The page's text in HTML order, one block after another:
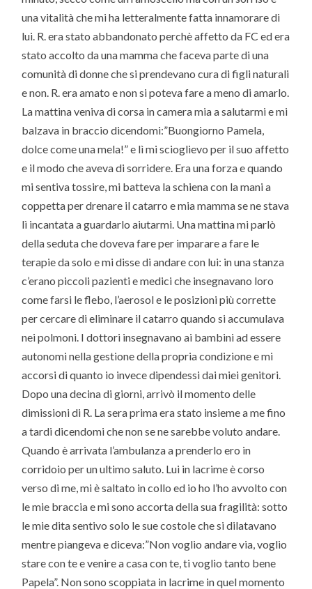
una vitalità che mi ha letteralmente fatta innamorare di
lui. R. era stato abbandonato perchè affetto da FC ed era
stato accolto da una mamma che faceva parte di una
comunità di donne che si prendevano cura di figli naturali
e non. R. era amato e non si poteva fare a meno di amarlo.
La mattina veniva di corsa in camera mia a salutarmi e mi
balzava in braccio dicendomi:”Buongiorno Pamela,
dolce come una mela!” e lì mi scioglievo per il suo affetto
e il modo che aveva di sorridere. Era una forza e quando
mi sentiva tossire, mi batteva la schiena con la mani a
coppetta per drenare il catarro e mia mamma se ne stava
lì incantata a guardarlo aiutarmi. Una mattina mi parlò
della seduta che doveva fare per imparare a fare le
terapie da solo e mi disse di andare con lui: in una stanza
c’erano piccoli pazienti e medici che insegnavano loro
come farsi le flebo, l’aerosol e le posizioni più corrette
per cercare di eliminare il catarro quando si accumulava
nei polmoni. I dottori insegnavano ai bambini ad essere
autonomi nella gestione della propria condizione e mi
accorsi di quanto io invece dipendessi dai miei genitori.
Dopo una decina di giorni, arrivò il momento delle
dimissioni di R. La sera prima era stato insieme a me fino
a tardi dicendomi che non se ne sarebbe voluto andare.
Quando è arrivata l’ambulanza a prenderlo ero in
corridoio per un ultimo saluto. Lui in lacrime è corso
verso di me, mi è saltato in collo ed io ho l’ho avvolto con
le mie braccia e mi sono accorta della sua fragilità: sotto
le mie dita sentivo solo le sue costole che si dilatavano
mentre piangeva e diceva:”Non voglio andare via, voglio
stare con te e venire a casa con te, ti voglio tanto bene
Papela”. Non sono scoppiata in lacrime in quel momento